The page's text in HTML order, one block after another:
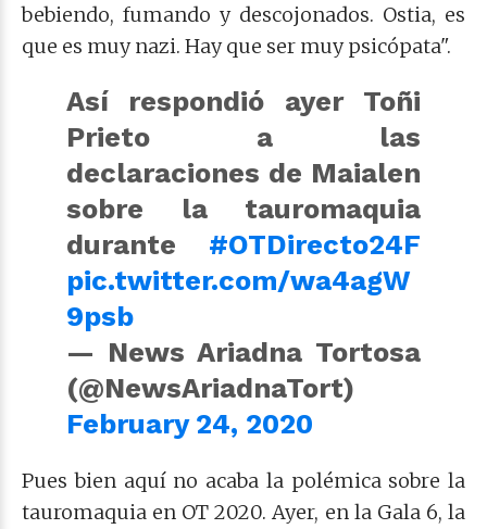
bebiendo, fumando y descojonados. Ostia, es
que es muy nazi. Hay que ser muy psicópata".
Así respondió ayer Toñi
Prieto a las
declaraciones de Maialen
sobre la tauromaquia
durante #OTDirecto24F
pic.twitter.com/wa4agW
9psb
— News Ariadna Tortosa
(@NewsAriadnaTort)
February 24, 2020
Pues bien aquí no acaba la polémica sobre la
tauromaquia en OT 2020. Ayer, en la Gala 6, la